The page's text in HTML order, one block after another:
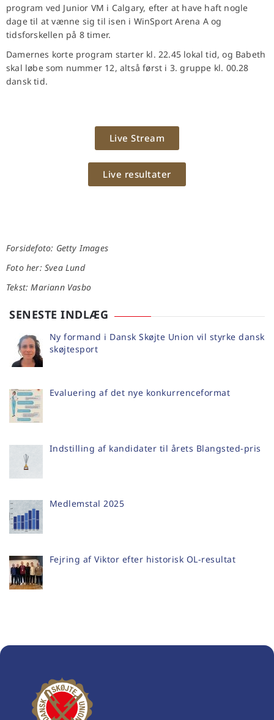
program ved Junior VM i Calgary, efter at have haft nogle
dage til at vænne sig til isen i WinSport Arena A og
tidsforskellen på 8 timer.
Damernes korte program starter kl. 22.45 lokal tid, og Babeth
skal løbe som nummer 12, altså først i 3. gruppe kl. 00.28
dansk tid.
Live Stream
Live resultater
Forsidefoto: Getty Images
Foto her: Svea Lund
Tekst: Mariann Vasbo
SENESTE INDLÆG
Ny formand i Dansk Skøjte Union vil styrke dansk
skøjtesport
Evaluering af det nye konkurrenceformat
Indstilling af kandidater til årets Blangsted-pris
Medlemstal 2025
Fejring af Viktor efter historisk OL-resultat